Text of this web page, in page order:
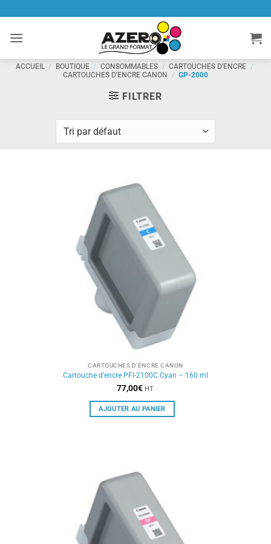
contenu
ACCUEIL / BOUTIQUE / CONSOMMABLES / CARTOUCHES D'ENCRE /
CARTOUCHES D'ENCRE CANON
/ GP-2000
FILTRER
CARTOUCHES D'ENCRE CANON
Cartouche d’encre PFI-2100C Cyan – 160 ml
77,00€ HT
AJOUTER AU PANIER